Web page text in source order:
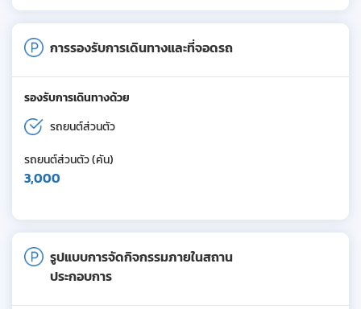
การรองรับการเดินทางและที่จอดรถ
รองรับการเดินทางด้วย
รถยนต์ส่วนตัว
รถยนต์ส่วนตัว (คัน)
3,000
รูปแบบการจัดกิจกรรมภายในสถาน
ประกอบการ